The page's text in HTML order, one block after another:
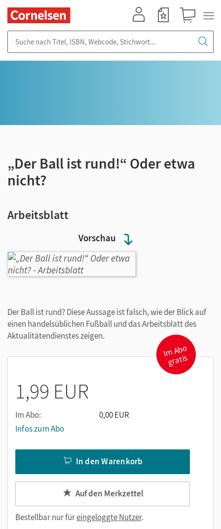
Vorschau
„Der Ball ist rund!“ Oder etwa
nicht?
Arbeitsblatt
Der Ball ist rund? Diese Aussage ist falsch, wie der Blick auf
einen handelsüblichen Fußball und das Arbeitsblatt des
Aktualitätendienstes zeigen.
I
m
A
b
o
gr
atis
1,99 EUR
Im Abo:
0,00 EUR
Infos zum Abo
In den Warenkorb
Auf den Merkzettel
Bestellbar nur füreingeloggte Nutzer.